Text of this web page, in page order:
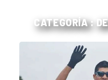
CATEGORÍA :